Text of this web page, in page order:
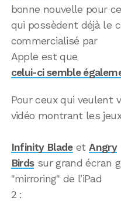
bonne nouvelle pour
qui possèdent déjà le
commercialisé par
Apple est que
celui-ci semble
Pour ceux qui veulent
vidéo montrant les jeux
Infinity BladeetAngry
Birdssur grand écran
"mirroring" de l’iPad
2 :